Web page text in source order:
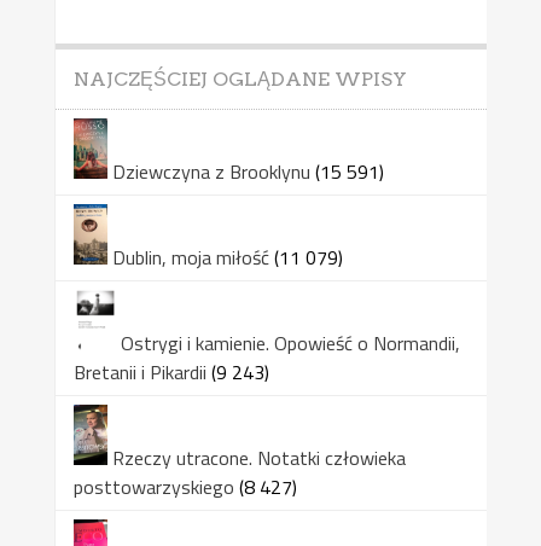
NAJCZĘŚCIEJ OGLĄDANE WPISY
Dziewczyna z Brooklynu (15 591)
Dublin, moja miłość(11 079)
Ostrygi i kamienie. Opowieść o Normandii,
Bretanii i Pikardii (9 243)
Rzeczy utracone. Notatki człowieka
posttowarzyskiego (8 427)